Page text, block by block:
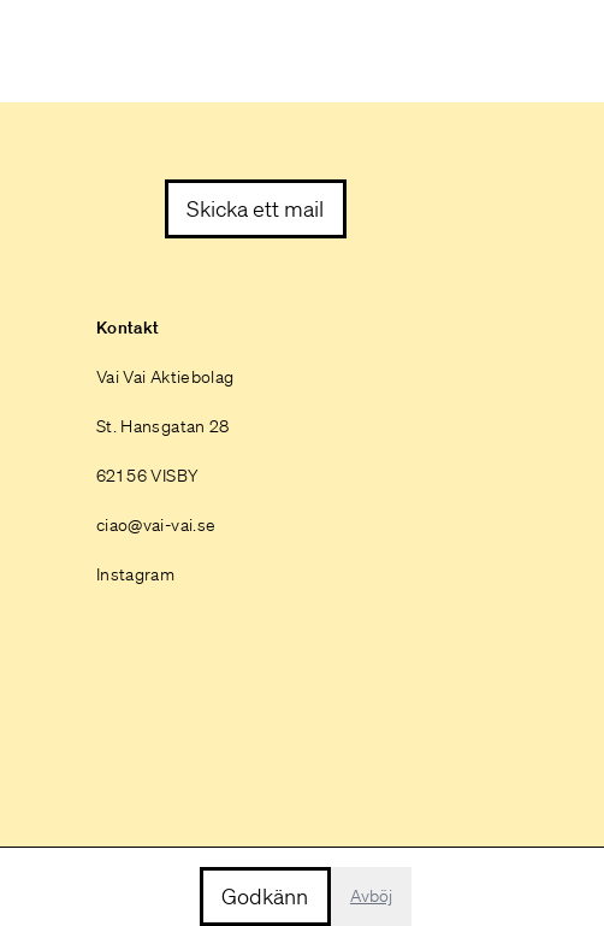
Godkänn Avböj
Skicka ett mail
Kontakt
Vai Vai Aktiebolag
St. Hansgatan 28
621 56 VISBY
ciao@vai-vai.se
Instagram